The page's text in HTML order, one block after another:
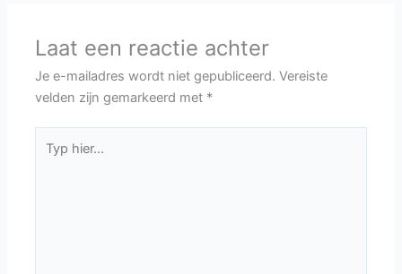
Laat een reactie achter
Je e-mailadres wordt niet gepubliceerd. Vereiste
velden zijn gemarkeerd met *
hier...